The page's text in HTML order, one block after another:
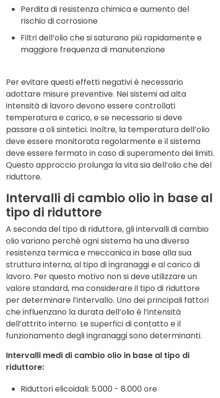
Perdita di resistenza chimica e aumento del
rischio di corrosione
Filtri dell’olio che si saturano più rapidamente e
maggiore frequenza di manutenzione
Per evitare questi effetti negativi è necessario
adottare misure preventive. Nei sistemi ad alta
intensità di lavoro devono essere controllati
temperatura e carico, e se necessario si deve
passare a oli sintetici. Inoltre, la temperatura dell’olio
deve essere monitorata regolarmente e il sistema
deve essere fermato in caso di superamento dei limiti.
Questo approccio prolunga la vita sia dell’olio che del
riduttore.
Intervalli di cambio olio in base al
tipo di riduttore
A seconda del tipo di riduttore, gli intervalli di cambio
olio variano perché ogni sistema ha una diversa
resistenza termica e meccanica in base alla sua
struttura interna, al tipo di ingranaggi e al carico di
lavoro. Per questo motivo non si deve utilizzare un
valore standard, ma considerare il tipo di riduttore
per determinare l’intervallo. Uno dei principali fattori
che influenzano la durata dell’olio è l’intensità
dell’attrito interno. Le superfici di contatto e il
funzionamento degli ingranaggi sono determinanti.
Intervalli medi di cambio olio in base al tipo di
riduttore:
Riduttori elicoidali: 5.000 - 8.000 ore